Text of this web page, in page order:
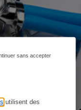
utilisent des
sans accepter